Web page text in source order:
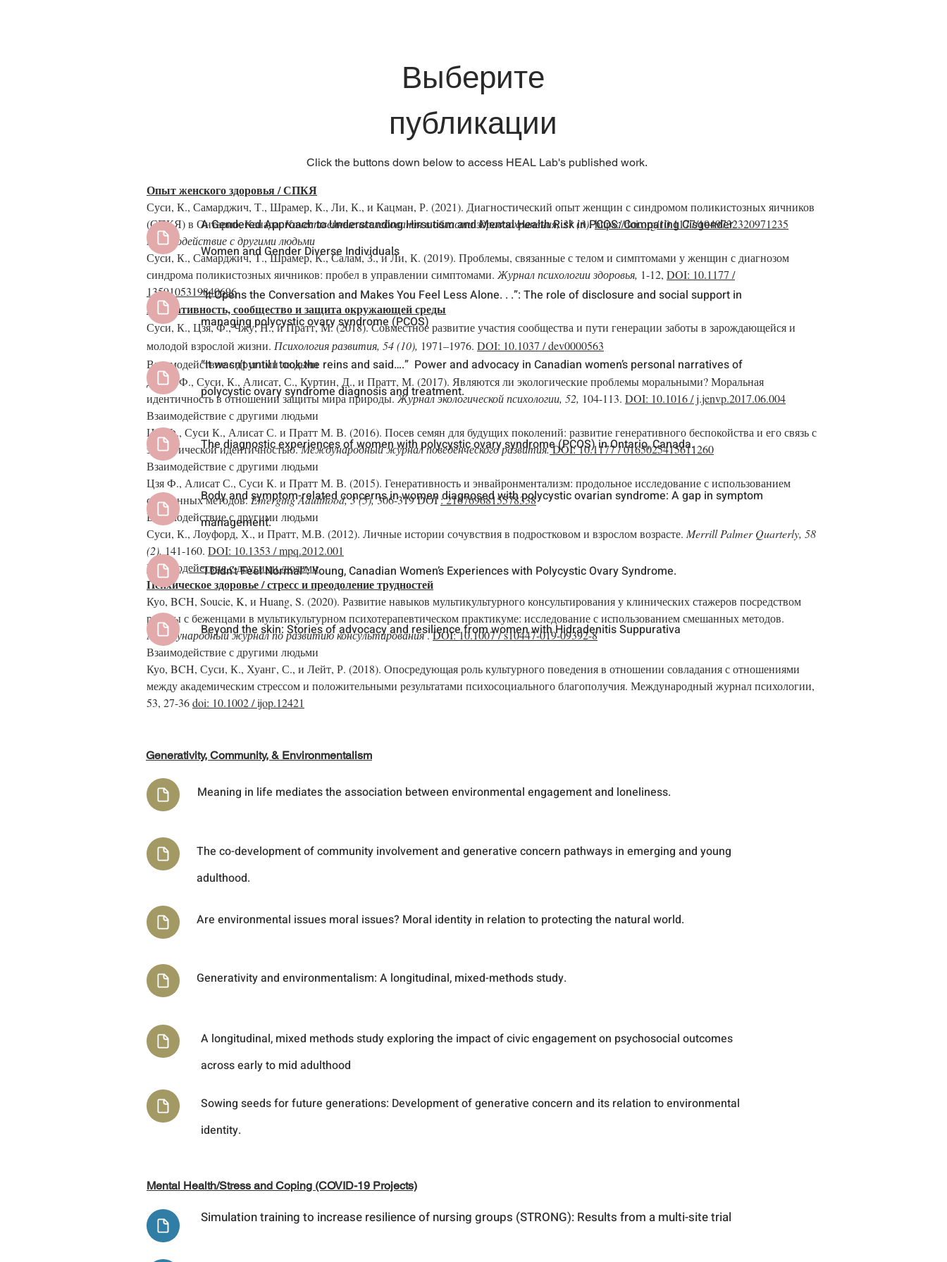
Выберите
публикации
Click the buttons down below to access HEAL Lab's published work.
Опыт женского здоровья / СПКЯ
Суси, К., Самарджич, Т., Шрамер, К., Ли, К., и Кацман, Р. (2021). Диагностический опыт женщин с синдромом поликистозных яичников
(СПКЯ) в Онтарио, Канада.Качественные исследования в области здравоохранения, 31 (3).https://doi.org/10.1177/1049732320971235
Взаимодействие с другими людьми
Суси, К., Самарджич, Т., Шрамер, К., Салам, З., и Ли, К. (2019). Проблемы, связанные с телом и симптомами у женщин с диагнозом
синдрома поликистозных яичников: пробел в управлении симптомами. Журнал психологии здоровья, 1-12, DOI: 10.1177 /
1359105319840696
Генеративность, сообщество и защита окружающей среды
Суси, К., Цзя, Ф., Чжу, Н., и Пратт, М. (2018). Совместное развитие участия сообщества и пути генерации заботы в зарождающейся и
молодой взрослой жизни. Психология развития, 54 (10), 1971–1976. DOI: 10.1037 / dev0000563
Взаимодействие с другими людьми
Джиа, Ф., Суси, К., Алисат, С., Куртин, Д., и Пратт, М. (2017). Являются ли экологические проблемы моральными? Моральная
идентичность в отношении защиты мира природы.Журнал экологической психологии, 52, 104-113. DOI: 10.1016 / j.jenvp.2017.06.004
Взаимодействие с другими людьми
Цзя Ф., Суси К., Алисат С. и Пратт М. В. (2016). Посев семян для будущих поколений: развитие генеративного беспокойства и его связь с
экологической идентичностью.Международный журнал поведенческого развития.DOI: 10.1177 / 0165025415611260
Взаимодействие с другими людьми
Цзя Ф., Алисат С., Суси К. и Пратт М. В. (2015). Генеративность и энвайронментализм: продольное исследование с использованием
смешанных методов. Emerging Adulthood, 3 (5),306-319 DOI : 2167696815578338
Взаимодействие с другими людьми
Суси, К., Лоуфорд, Х., и Пратт, М.В. (2012). Личные истории сочувствия в подростковом и взрослом возрасте. Merrill Palmer Quarterly, 58
(2), 141-160. DOI: 10.1353 / mpq.2012.001
Взаимодействие с другими людьми
Психическое здоровье / стресс и преодоление трудностей
Куо, BCH, Soucie, K, и Huang, S. (2020). Развитие навыков мультикультурного консультирования у клинических стажеров посредством
работы с беженцами в мультикультурном психотерапевтическом практикуме: исследование с использованием смешанных методов.
Международный журнал по развитию консультирования.DOI: 10.1007 / s10447-019-09392-8
Взаимодействие с другими людьми
Куо, BCH, Суси, К., Хуанг, С., и Лейт, Р. (2018). Опосредующая роль культурного поведения в отношении совладания с отношениями
между академическим стрессом и положительными результатами психосоциального благополучия. Международный журнал психологии,
53, 27-36doi: 10.1002 / ijop.12421
“It wasn’t until I took the reins and said….” Power and advocacy in Canadian women’s personal narratives of
polycystic ovary syndrome diagnosis and treatment.
The diagnostic experiences of women with polycystic ovary syndrome (PCOS) in Ontario, Canada.
Body and symptom-related concerns in women diagnosed with polycystic ovarian syndrome: A gap in symptom
management.
"I Didn’t Feel Normal”: Young, Canadian Women’s Experiences with Polycystic Ovary Syndrome.
Beyond the skin: Stories of advocacy and resilience from women with Hidradenitis Suppurativa
A Gendered Approach to Understanding Hirsutism and Mental Health Risk in PCOS: Comparing Cisgender
Women and Gender Diverse Individuals
“It Opens the Conversation and Makes You Feel Less Alone. . .”: The role of disclosure and social support in
managing polycystic ovary syndrome (PCOS)
Generativity, Community, & Environmentalism
Meaning in life mediates the association between environmental engagement and loneliness.
The co-development of community involvement and generative concern pathways in emerging and young
adulthood.
Are environmental issues moral issues? Moral identity in relation to protecting the natural world.
Generativity and environmentalism: A longitudinal, mixed-methods study.
A longitudinal, mixed methods study exploring the impact of civic engagement on psychosocial outcomes
across early to mid adulthood
Sowing seeds for future generations: Development of generative concern and its relation to environmental
identity.
Mental Health/Stress and Coping (COVID-19 Projects)
Simulation training to increase resilience of nursing groups (STRONG): Results from a multi-site trial